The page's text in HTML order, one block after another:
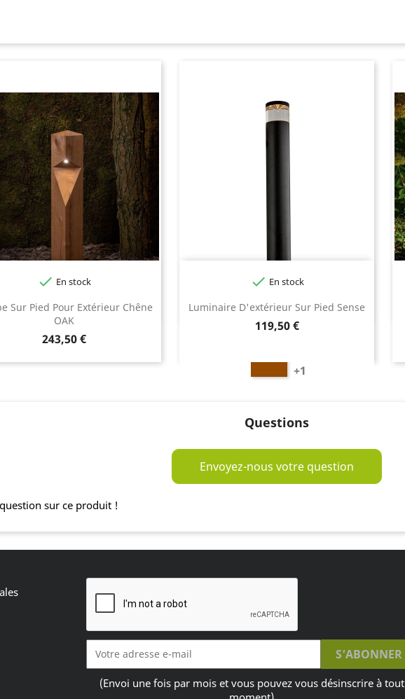
Sur Pied Pour Extérieur Chêne
OAK
Prix
243,50 €
 En stock
Luminaire D'extérieur Sur Pied Sense
Prix
119,50 €
 En stock
Noir Blanc Champagne
+1
Questions
Envoyez-nous votre question
sur ce produit !
(Envoi une fois par mois et vous pouvez vous désinscrire à tout